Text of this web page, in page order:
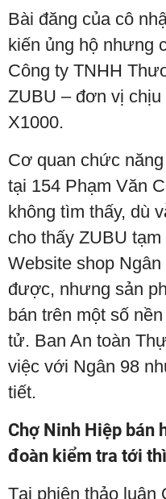
Bài đăng của cô
kiến ủng hộ nhưng
Công ty TNHH
ZUBU – đơn vị
X1000.
Cơ quan chức
tại 154 Phạm Văn
không tìm thấy, dù
cho thấy ZUBU
Website shop
được, nhưng sản
bán trên một số
tử. Ban An toàn
việc với Ngân 98
tiết.
Chợ Ninh Hiệp bán
đoàn kiểm tra tới
Tại phiên thảo luận